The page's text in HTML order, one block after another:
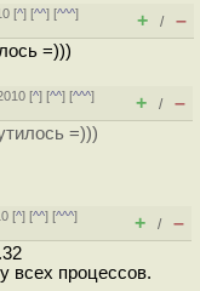
[^] [^^] [^^^]
+ / –
=)))
[^] [^^] [^^^]
+ / –
=)))
[^] [^^] [^^^]
+ / –
всех процессов.